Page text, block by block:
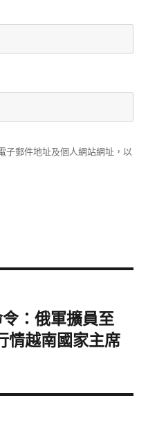
子郵件地址及個人網站網址，以
：俄軍擴員至
情越南國家主席